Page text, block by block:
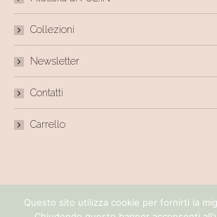
Collezioni
Newsletter
Contatti
Carrello
©polincouture-2018/2021
Questo sito utilizza cookie per fornirti la